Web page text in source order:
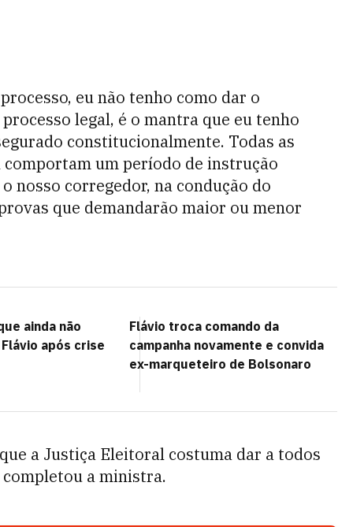
eu não tenho como dar o
legal, é o mantra que eu tenho
constitucionalmente. Todas as
um período de instrução
nosso corregedor, na condução do
que demandarão maior ou menor
ainda não
após crise
Flávio troca comando da
campanha novamente e convida
ex-marqueteiro de Bolsonaro
a Justiça Eleitoral costuma dar a todos
a ministra.